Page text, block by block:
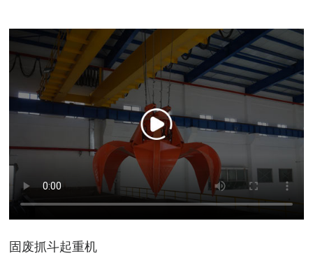
固废抓斗起重机